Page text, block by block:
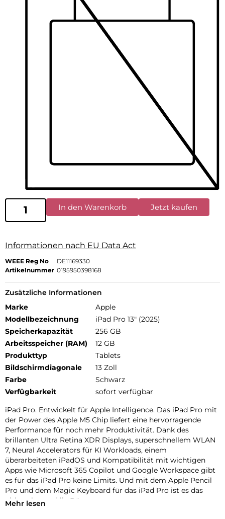
In den Warenkorb Jetzt kaufen
Informationen nach EU Data Act
WEEE Reg No
DE11169330
Artikelnummer 0195950398168
Zusätzliche Informationen
Marke
Apple
Modellbezeichnung
iPad Pro 13" (2025)
Speicherkapazität
256 GB
Arbeitsspeicher (RAM)
12 GB
Produkttyp
Tablets
Bildschirmdiagonale
13 Zoll
Farbe
Schwarz
Verfügbarkeit
sofort verfügbar
iPad Pro. Entwickelt für Apple Intelligence. Das iPad Pro mit
der Power des Apple M5 Chip liefert eine hervorragende
Performance für noch mehr Produktivität. Dank des
brillanten Ultra Retina XDR Displays, superschnellem WLAN
7, Neural Accelerators für KI Workloads, einem
überarbeiteten iPadOS und Kompatibilität mit wichtigen
Apps wie Microsoft 365 Copilot und Google Workspace gibt
es für das iPad Pro keine Limits. Und mit dem Apple Pencil
Pro und dem Magic Keyboard für das iPad Pro ist es das
ultimative mobile Büro.
Mehr lesen